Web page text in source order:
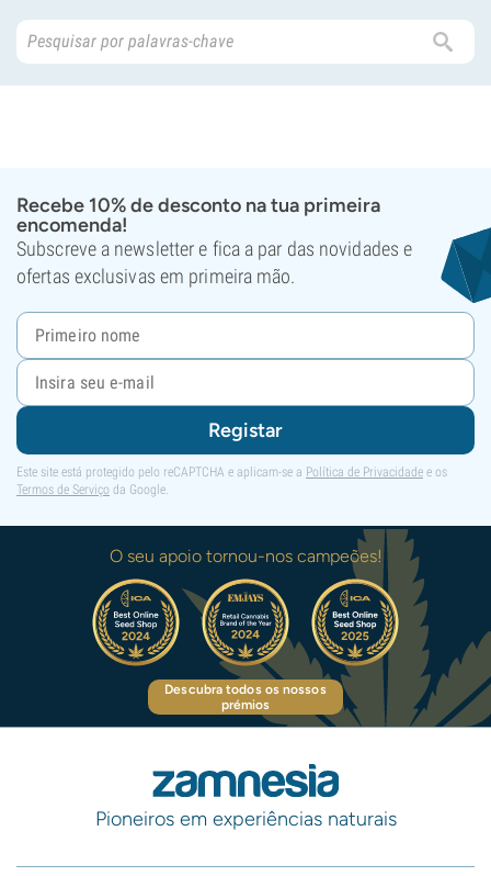
Recebe 10% de desconto na tua primeira
encomenda!
Subscreve a newsletter e fica a par das novidades e
ofertas exclusivas em primeira mão.
Registar
Este site está protegido pelo reCAPTCHA e aplicam-se a Política de Privacidade e os
Termos de Serviço da Google.
O seu apoio tornou-nos campeões!
Descubra todos os nossos
prémios
Pioneiros em experiências naturais